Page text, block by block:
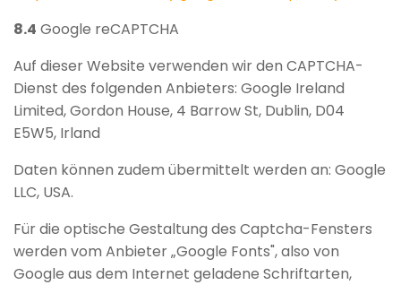
8.4 Google reCAPTCHA
Auf dieser Website verwenden wir den CAPTCHA-
Dienst des folgenden Anbieters: Google Ireland
Limited, Gordon House, 4 Barrow St, Dublin, D04
E5W5, Irland
Daten können zudem übermittelt werden an: Google
LLC, USA.
Für die optische Gestaltung des Captcha-Fensters
werden vom Anbieter „Google Fonts", also von
Google aus dem Internet geladene Schriftarten,